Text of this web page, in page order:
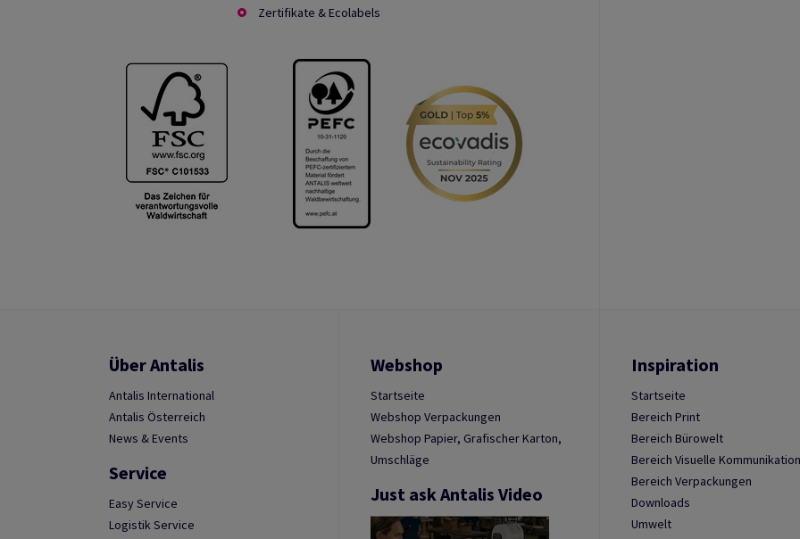
Zertifikate & Ecolabels
Über Antalis
Antalis International
Antalis Österreich
News & Events
Service
Easy Service
Logistik Service
Webshop
Startseite
Webshop Verpackungen
Webshop Papier, Grafischer Karton,
Umschläge
Just ask Antalis Video
Inspiration
Startseite
Bereich Print
Bereich Bürowelt
Bereich Visuelle Kommunikation
Bereich Verpackungen
Downloads
Umwelt